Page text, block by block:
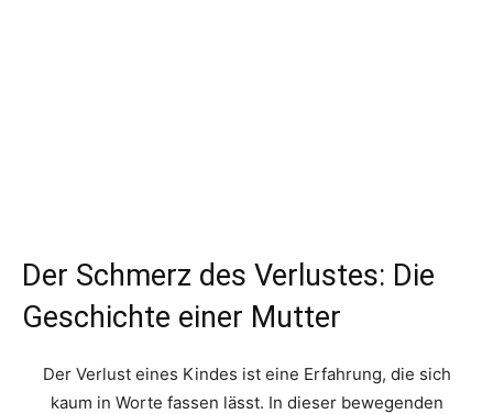
Der Schmerz des Verlustes: Die
Geschichte einer Mutter
Der Verlust eines Kindes ist eine Erfahrung, die sich
kaum in Worte fassen lässt. In dieser bewegenden